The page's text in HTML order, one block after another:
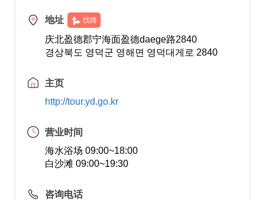
地址 找路
庆北盈德郡宁海面盈德daege路2840
경상북도 영덕군 영해면 영덕대게로 2840
主页
http://tour.yd.go.kr
营业时间
海水浴场 09:00~18:00
白沙滩 09:00~19:30
咨询电话